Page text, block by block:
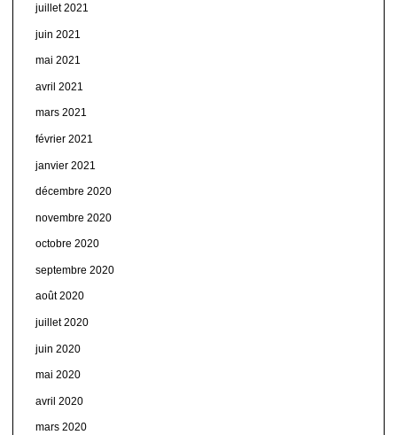
juillet 2021
juin 2021
mai 2021
avril 2021
mars 2021
février 2021
janvier 2021
décembre 2020
novembre 2020
octobre 2020
septembre 2020
août 2020
juillet 2020
juin 2020
mai 2020
avril 2020
mars 2020